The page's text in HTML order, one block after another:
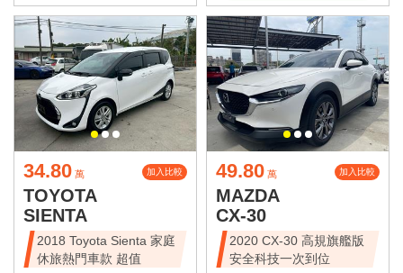
34.80 萬 加入比較
TOYOTA
SIENTA
2018 Toyota Sienta 家庭
休旅熱門車款 超值
49.80 萬 加入比較
MAZDA
CX-30
2020 CX-30 高規旗艦版
安全科技一次到位